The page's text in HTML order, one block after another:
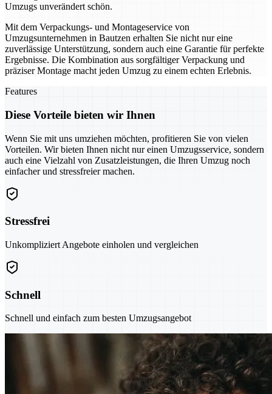
Umzugs unverändert schön.
Mit dem Verpackungs- und Montageservice von
Umzugsunternehmen in Bautzen erhalten Sie nicht nur eine
zuverlässige Unterstützung, sondern auch eine Garantie für perfekte
Ergebnisse. Die Kombination aus sorgfältiger Verpackung und
präziser Montage macht jeden Umzug zu einem echten Erlebnis.
Features
Diese Vorteile bieten wir Ihnen
Wenn Sie mit uns umziehen möchten, profitieren Sie von vielen
Vorteilen. Wir bieten Ihnen nicht nur einen Umzugsservice, sondern
auch eine Vielzahl von Zusatzleistungen, die Ihren Umzug noch
einfacher und stressfreier machen.
Stressfrei
Unkompliziert Angebote einholen und vergleichen
Schnell
Schnell und einfach zum besten Umzugsangebot